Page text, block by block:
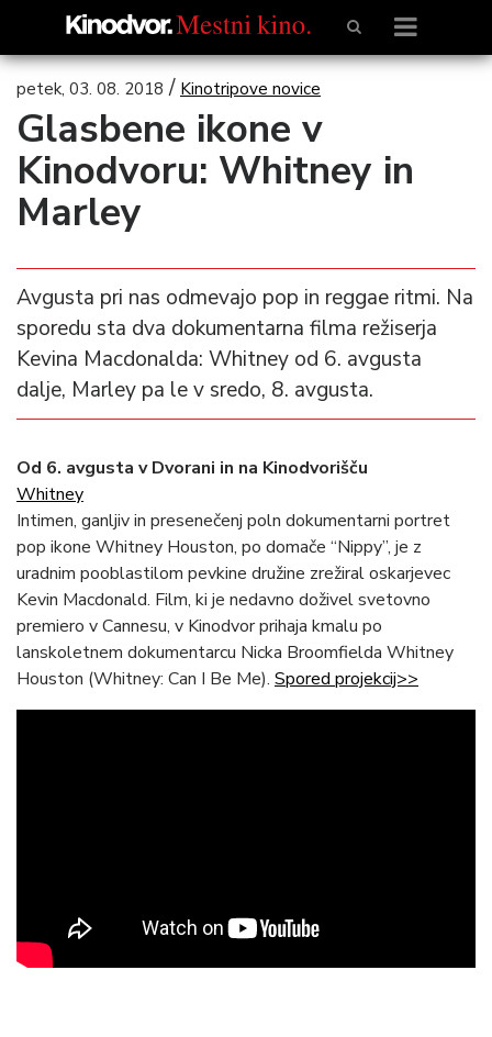
petek, 03. 08. 2018 / Kinotripove novice
Glasbene ikone v
Kinodvoru: Whitney in
Marley
Avgusta pri nas odmevajo pop in reggae ritmi. Na
sporedu sta dva dokumentarna filma režiserja
Kevina Macdonalda: Whitney od 6. avgusta
dalje, Marley pa le v sredo, 8. avgusta.
Od 6. avgusta v Dvorani in na Kinodvorišču
Whitney
Intimen, ganljiv in presenečenj poln dokumentarni portret
pop ikone Whitney Houston, po domače “Nippy”, je z
uradnim pooblastilom pevkine družine zrežiral oskarjevec
Kevin Macdonald. Film, ki je nedavno doživel svetovno
premiero v Cannesu, v Kinodvor prihaja kmalu po
lanskoletnem dokumentarcu Nicka Broomfielda Whitney
Houston (Whitney: Can I Be Me). Spored projekcij>>